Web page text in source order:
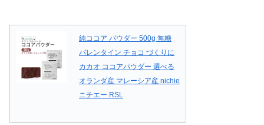
純ココア パウダー 500g 無糖
バレンタイン チョコ づくりに
カカオ ココアパウダー 選べる
オランダ産 マレーシア産 nichie
ニチエー RSL